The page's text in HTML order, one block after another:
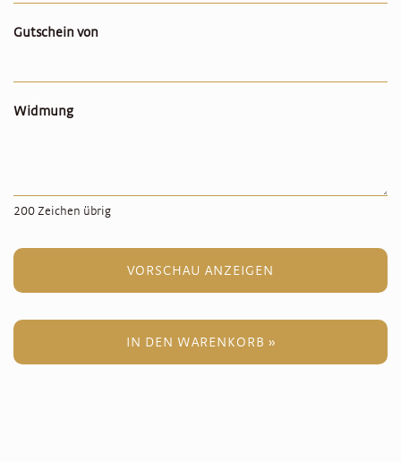
Gutschein von
Widmung
200 Zeichen übrig
VORSCHAU ANZEIGEN
IN DEN WARENKORB »